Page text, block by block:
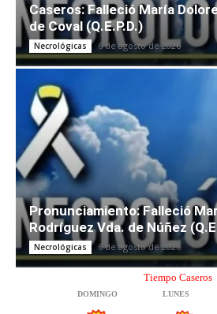
Caseros: Falleció María
de Coval (Q.E.P.D.)
Necrológicas 6 de agosto de 2026
Pronunciamiento: Falleció
Rodríguez Vda. de Núñez
Necrológicas 6 de agosto de 2026